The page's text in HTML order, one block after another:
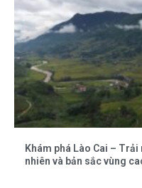
Khám phá Lào Cai –
nhiên và bản sắc vùng